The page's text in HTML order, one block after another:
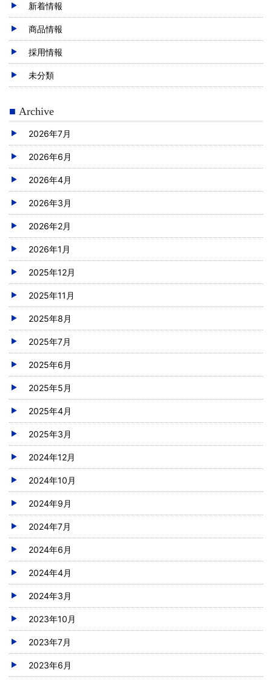
新着情報
商品情報
採用情報
未分類
Archive
2026年7月
2026年6月
2026年4月
2026年3月
2026年2月
2026年1月
2025年12月
2025年11月
2025年8月
2025年7月
2025年6月
2025年5月
2025年4月
2025年3月
2024年12月
2024年10月
2024年9月
2024年7月
2024年6月
2024年4月
2024年3月
2023年10月
2023年7月
2023年6月